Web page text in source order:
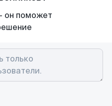
он поможет